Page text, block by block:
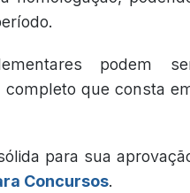
podem
completo que consta
para sua
Concursos.